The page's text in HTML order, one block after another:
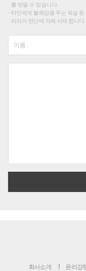
를 받을 수 있습니다.
타인에게 불쾌감을 주는 욕설
리자의 판단에 의해 삭제 합니다.
회사소개 윤리강